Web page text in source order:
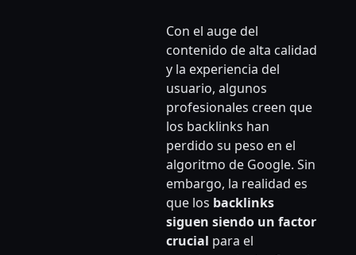
Con el auge del
contenido de alta calidad
y la experiencia del
usuario, algunos
profesionales creen que
los backlinks han
perdido su peso en el
algoritmo de Google. Sin
embargo, la realidad es
que los backlinks
siguen siendo un factor
crucial para el